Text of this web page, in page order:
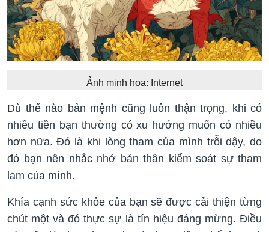
Ảnh minh họa: Internet
Dù thế nào bản mệnh cũng luôn thận trọng, khi có
nhiều tiền bạn thường có xu hướng muốn có nhiều
hơn nữa. Đó là khi lòng tham của mình trỗi dậy, do
đó bạn nên nhắc nhở bản thân kiểm soát sự tham
lam của mình.
Khía cạnh sức khỏe của bạn sẽ được cải thiện từng
chút một và đó thực sự là tín hiệu đáng mừng. Điều